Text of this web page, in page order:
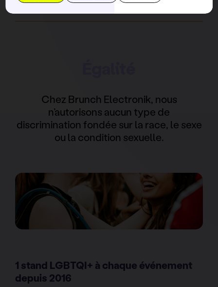
Chez Brunch Electronik, nous
n’autorisons aucun type de
discrimination fondée sur la race, le sexe
ou la condition sexuelle.
1 stand LGBTQI+ à chaque événement
depuis 2016